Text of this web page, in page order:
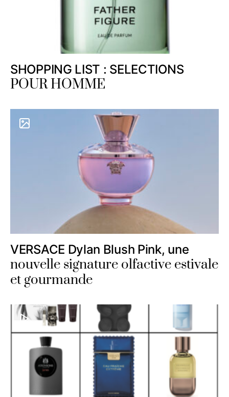
SHOPPING LIST : SELECTIONS
POUR HOMME
VERSACE Dylan Blush Pink, une
nouvelle signature olfactive estivale
et gourmande